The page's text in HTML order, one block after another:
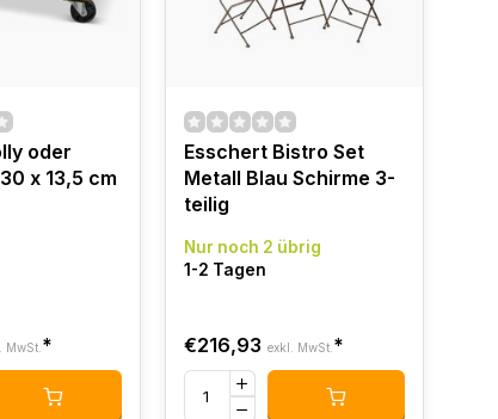
oder
x 13,5 cm
MwSt. *
Esschert Bistro Set
Metall Blau Schirme 3-
teilig
Nur noch 2 übrig
1-2 Tagen
€216,93 exkl. MwSt. *